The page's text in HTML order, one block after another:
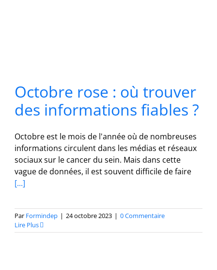
Octobre rose : où trouver
des informations fiables ?
Octobre est le mois de l'année où de nombreuses
informations circulent dans les médias et réseaux
sociaux sur le cancer du sein. Mais dans cette
vague de données, il est souvent difficile de faire
[...]
Par Formindep | 24 octobre 2023 | 0 Commentaire
Lire Plus